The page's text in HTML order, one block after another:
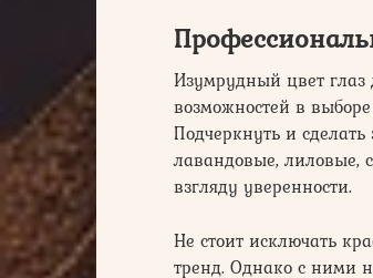
Изумрудный цвет глаз
возможностей в
Подчеркнуть и
лавандовые, лиловые,
взгляду уверенности.
Не стоит исключать
тренд. Однако с ними